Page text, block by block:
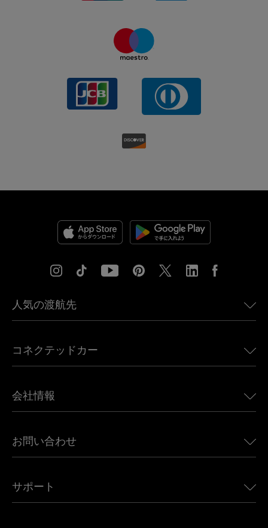
人気の渡航先
ヨーロッパ向けeSIM
カナダ向けeSIM
アフリカ向けeSIM
すべての目的地を見る
コネクテッドカー
Land Rover向けUbigi
Jeep向けUbigi
Mini向けUbigi
Maserati向けUbigi
会社情報
Ubigi関連プレス
Ubigiアプリ
お問い合わせ
アフェリエイトプログラム
サポート